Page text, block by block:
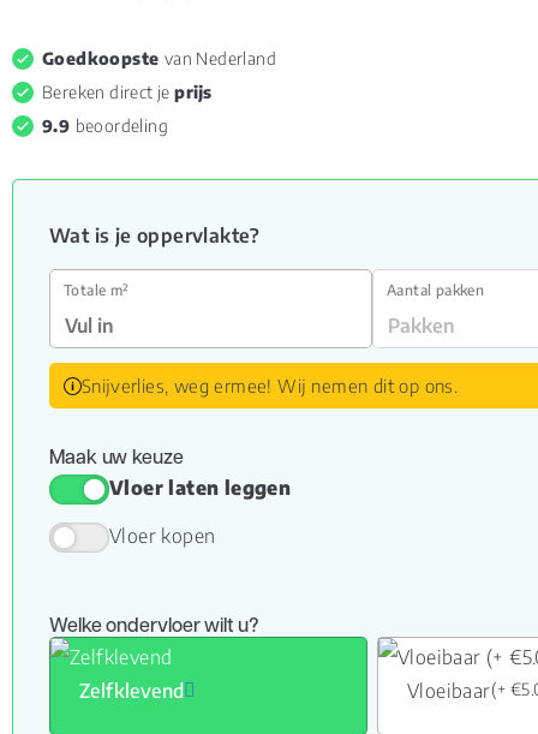
Goedkoopste van Nederland
Bereken direct jeprijs
9.9 beoordeling
Wat is je oppervlakte?
Totale m² Aantal pakken
Snijverlies, weg ermee! Wij nemen dit op ons.
Maak uw keuze
Vloer laten leggen
Vloer kopen
Welke ondervloer wilt u?
Zelfklevend Vloeibaar(+